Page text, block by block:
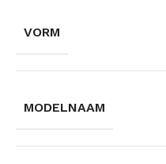
VORM
MODELNAAM